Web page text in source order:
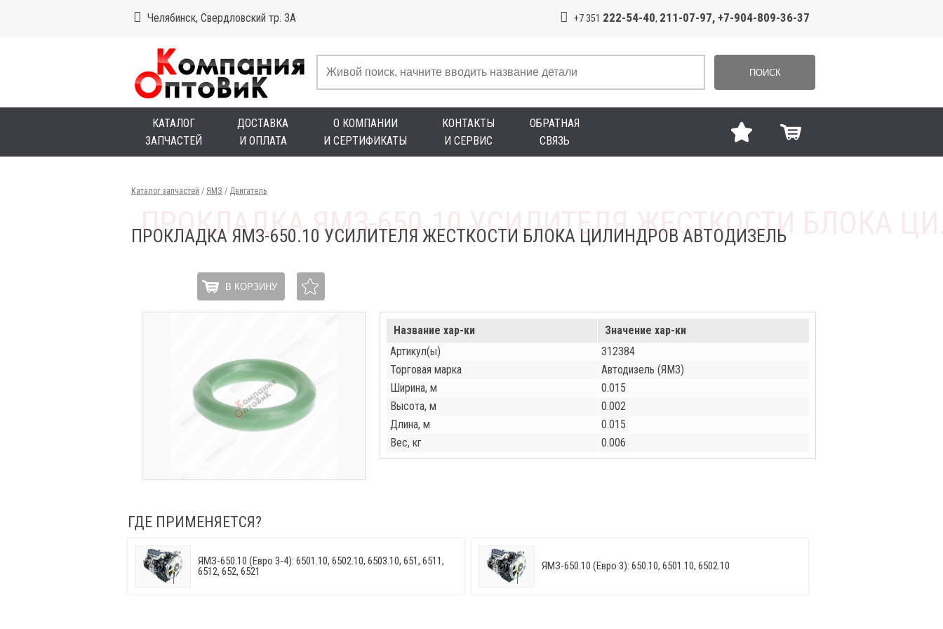
Челябинск, Свердловский тр. 3А +7 351 222-54-40, 211-07-97, +7-904-809-36-37
ПОИСК
КАТАЛОГ
ЗАПЧАСТЕЙ
ДОСТАВКА
И ОПЛАТА
О КОМПАНИИ
И СЕРТИФИКАТЫ
КОНТАКТЫ
И СЕРВИС
ОБРАТНАЯ
СВЯЗЬ
Каталог запчастей / ЯМЗ / Двигатель
ПРОКЛАДКА ЯМЗ-650.10 УСИЛИТЕЛЯ ЖЕСТКОСТИ БЛОКА ЦИЛИНДРОВ АВТОДИЗЕЛЬ
В КОРЗИНУ
Название хар-ки
Значение хар-ки
Артикул(ы)
312384
Торговая марка
Автодизель (ЯМЗ)
Ширина, м
0.015
Высота, м
0.002
Длина, м
0.015
Вес, кг
0.006
ГДЕ ПРИМЕНЯЕТСЯ?
ЯМЗ-650.10 (Евро 3-4): 6501.10, 6502.10, 6503.10, 651, 6511,
6512, 652, 6521
ЯМЗ-650.10 (Евро 3): 650.10, 6501.10, 6502.10